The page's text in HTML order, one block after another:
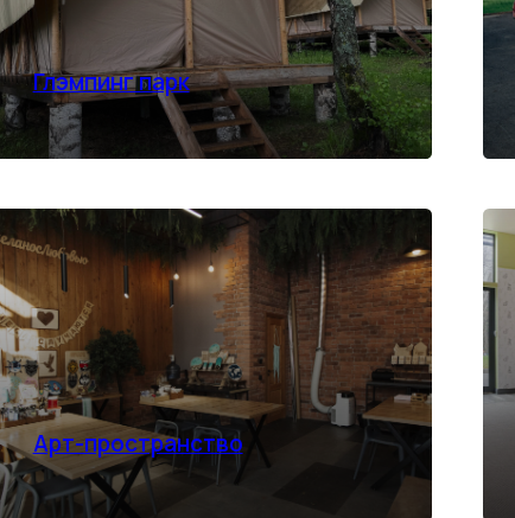
ОТДЫХ
Комплексный отдых и
системы за городом
Арт-пространство